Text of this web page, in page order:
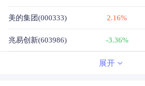
美的集团(000333) 2.16%
兆易创新(603986) -3.36%
1.86%
展开